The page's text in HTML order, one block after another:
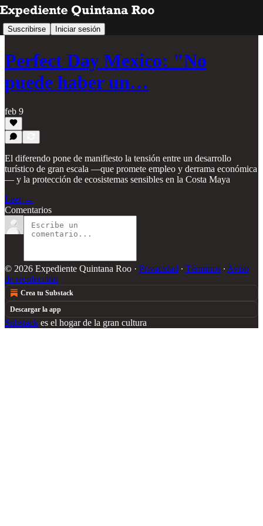
Suscribirse Iniciar sesión
Perfect Day Mexico: "No
puede haber un…
feb 9
El diferendo pone de manifiesto la tensión entre un desarrollo
turístico de gran escala —que promete empleo y derrama económica
— y la protección de ecosistemas sensibles en la Costa Maya
Leer →
Comentarios
© 2026 Expediente Quintana Roo · Privacidad ∙ Términos ∙ Aviso
de recolección
Crea tu Substack
Descargar la app
Substack es el hogar de la gran cultura